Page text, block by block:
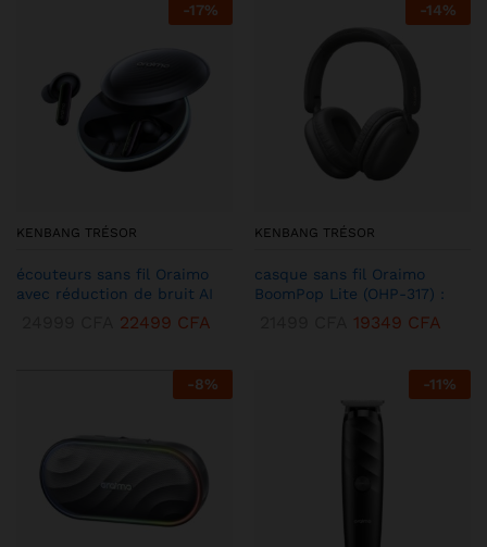
-17%
KENBANG TRÉSOR
écouteurs sans fil Oraimo
avec réduction de bruit AI
22499 CFA
-14%
KENBANG TRÉSOR
casque sans fil Oraimo
BoomPop Lite (OHP-317) :
19349 CFA
-8% -11%